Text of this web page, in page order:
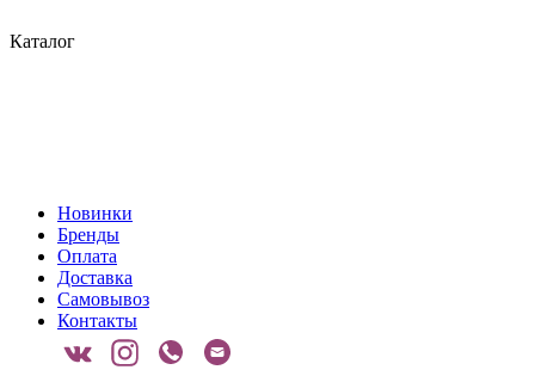
Каталог
Новинки
Бренды
Оплата
Доставка
Самовывоз
Контакты